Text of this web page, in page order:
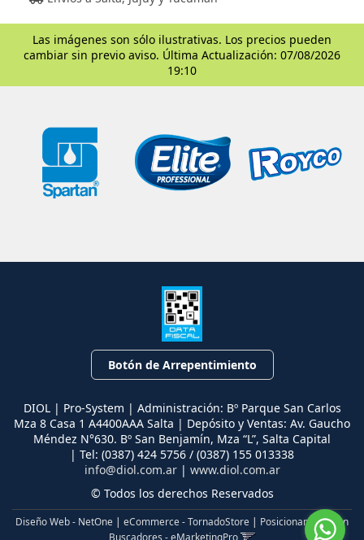
Las imágenes son sólo ilustrativas. Los precios pueden
cambiar sin previo aviso. Última Actualización: 07/08/2026
19:10
Botón de Arrepentimiento
DIOL | Pro-System | Administración: Bº Parque San Carlos
Mza 8 Casa 1 A4400AAA Salta | Depósito y Ventas: Av. Gaucho
Méndez N°630. Bº San Benjamín, Mza “L”, Salta Capital
| Tel: (0387) 424 5756 / (0387) 155 013338
info@diol.com.ar| www.diol.com.ar
© Todos los derechos Reservados
Diseño Web - NetOne | eCommerce - TornadoStore | Posicionamiento en
Buscadores - eMarketingPro